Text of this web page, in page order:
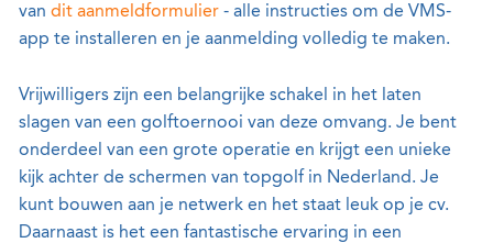
van dit aanmeldformulier - alle instructies om de VMS-
app te installeren en je aanmelding volledig te maken.
Vrijwilligers zijn een belangrijke schakel in het laten
slagen van een golftoernooi van deze omvang. Je bent
onderdeel van een grote operatie en krijgt een unieke
kijk achter de schermen van topgolf in Nederland. Je
kunt bouwen aan je netwerk en het staat leuk op je cv.
Daarnaast is het een fantastische ervaring in een